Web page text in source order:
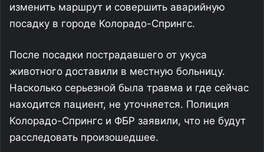
изменить маршрут и совершить аварийную
посадку в городе Колорадо-Спрингс.
После посадки пострадавшего от укуса
животного доставили в местную больницу.
Насколько серьезной была травма и где сейчас
находится пациент, не уточняется. Полиция
Колорадо-Спрингс и ФБР заявили, что не будут
расследовать произошедшее.